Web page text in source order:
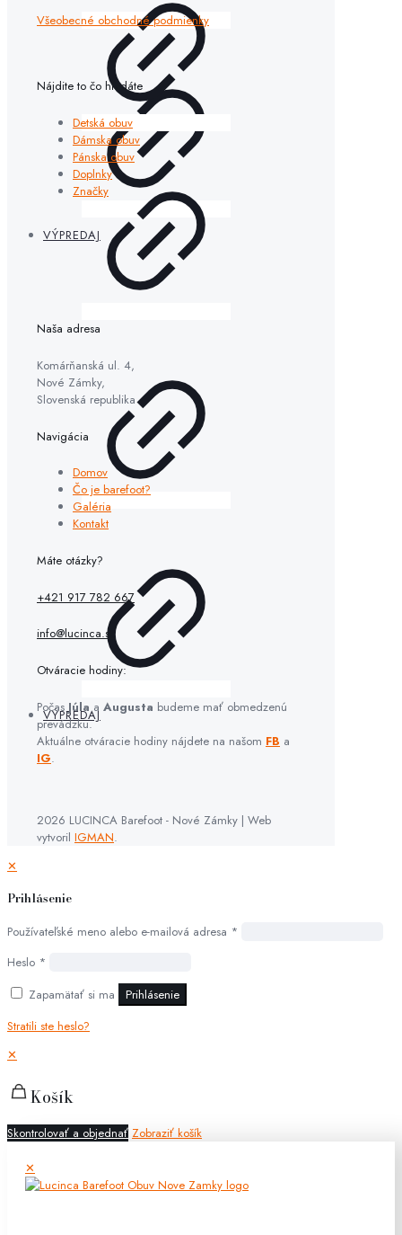
VÝPREDAJ
VÝPREDAJ
Všeobecné obchodné podmienky
Nájdite to čo hľadáte
Detská obuv
Dámska obuv
Pánska obuv
Doplnky
Značky
Naša adresa
Komárňanská ul. 4,
Nové Zámky,
Slovenská republika
Navigácia
Domov
Čo je barefoot?
Galéria
Kontakt
Máte otázky?
+421 917 782 667
info@lucinca.sk
Otváracie hodiny:
PočasJúlaa Augusta budeme mať obmedzenú
prevádzku.
Aktuálne otváracie hodiny nájdete na našom FB a
IG.
2026 LUCINCA Barefoot - Nové Zámky | Web
vytvoril IGMAN.
✕
Prihlásenie
Používateľské meno alebo e-mailová adresa *
Heslo *
Zapamätať si ma
Prihlásenie
Stratili ste heslo?
✕
Košík
Skontrolovať a objednať Zobraziť košík
✕